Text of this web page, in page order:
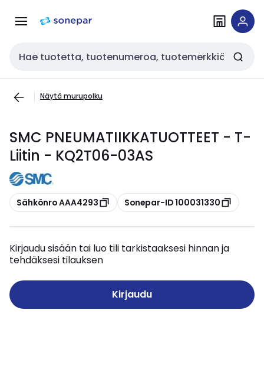
navigointiinsisältöön
Haku
Näytä murupolku
SMC PNEUMATIIKKATUOTTEET - T-
Liitin - KQ2T06-03AS
Kopioi
Sähkönro AAA4293 Kopioi
Sonepar-ID 100031330
Kirjaudu sisään tai luo tili tarkistaaksesi hinnan ja
tehdäksesi tilauksen
Kirjaudu